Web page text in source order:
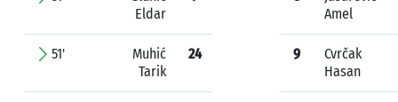
Eldar
51'
Muhić
Tarik
24
Amel
9
Cvrčak
Hasan